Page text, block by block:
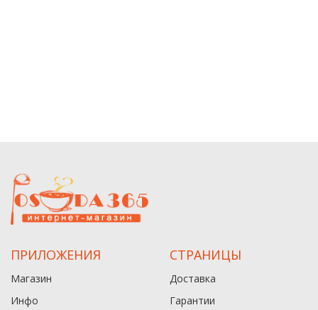
ПРИЛОЖЕНИЯ
Магазин
Инфо
СТРАНИЦЫ
Доставка
Гарантии